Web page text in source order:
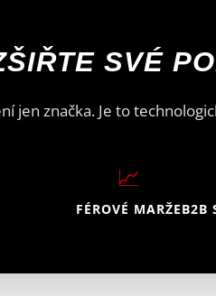
SVÉ
jen značka. Je to
📈
FÉROVÉ MARŽEB2B